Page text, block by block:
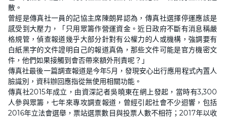
散。
曾經是傳真社一員的記協主席陳朗昇認為，傳真社選擇停運應該是
感受到大壓力，「只用眾籌作營運資金。近日政府不斷有消息稱嚴
格規管，偵查報道幾乎大部分針對有公權力的人或機構，強調要有
白紙黑字的文件證明自己的報道真偽，那些文件可能是官方機密文
件，他們如果接觸到會否帶來額外刑責呢？」
傳真社最後一篇調查報道是今年5月，發現安心出行應用程式內置人
臉識別，資科辦回應指從無使用相關功能。
傳真社2015年成立，由資深記者吳曉東在網上發起，當時有3,300
人參與眾籌，七年來專攻調查報道，曾經引起社會不少迴響，包括
2016年立法會選舉，票站選票數目與投票人數不相符；2017年以收